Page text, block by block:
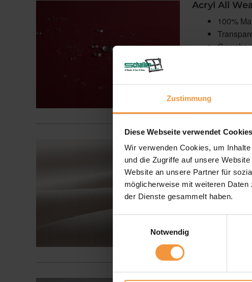
Zustimmung
Diese Webseite verwendet Cookies
Wir verwenden Cookies, um
und die Zugriffe auf unsere
Website an unsere Partner für
möglicherweise mit weiteren
der Dienste gesammelt haben.
Notwendig
Acryl All
100%
Gewebe
Acryl Perfora
100%
Hohe